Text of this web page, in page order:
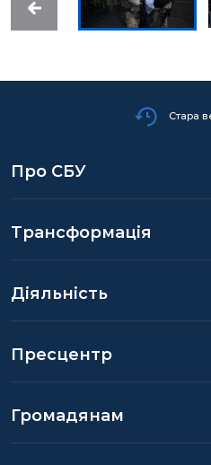
Стара
Про СБУ
Трансформація
Діяльність
Пресцентр
Громадянам